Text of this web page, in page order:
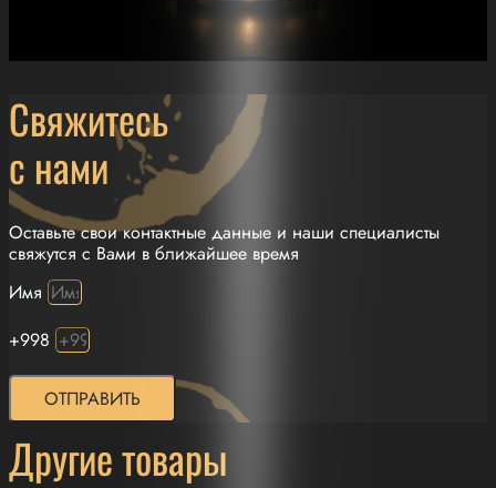
Свяжитесь
с нами
Оставьте свои контактные данные и наши специалисты
свяжутся с Вами в ближайшее время
Имя
+998
ОТПРАВИТЬ
Другие товары